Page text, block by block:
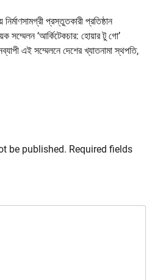
প্রস্তুতকারী প্রতিষ্ঠান
‘আর্কিটেকচার: হোয়ার টু গো’
এই সম্মেলনে দেশের খ্যাতনামা স্থপতি,
be published. Required fields